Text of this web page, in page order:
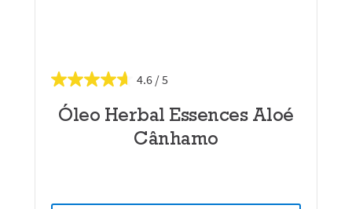
4.6
Óleo Herbal Essences Aloé
Cânhamo